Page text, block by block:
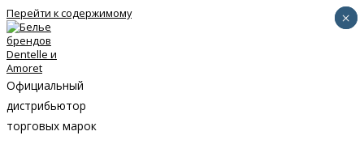
Перейти к содержимому
Официальный
дистрибьютор
торговых марок
×
×